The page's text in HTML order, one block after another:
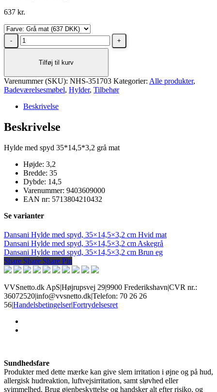
637 kr.
Dansani
Hylde
cm
Grå
antal
Tilføj til kurv
Varenummer (SKU): NHS-351703 Kategorier: Alle produkter,
Badeværelsesmøbel, Hylder, Tilbehør
Beskrivelse
Beskrivelse
Hylde med spyd 35*14,5*3,2 grå mat
Højde: 3,2
Bredde: 35
Dybde: 14,5
Varenummer: 9403609000
EAN nr: 5713804210432
Se varianter
Dansani Hylde med spyd, 35×14,5×3,2 cm Hvid mat
Dansani Hylde med spyd, 35×14,5×3,2 cm Askegrå
Dansani Hylde med spyd, 35×14,5×3,2 cm Brun eg
Share
Share Share Share Pin
VVSnetto.dk ApS|Højrupsvej 29|9900 Frederikshavn|CVR nr.:
36072520|info@vvsnetto.dk|Telefon: 70 26 26
56|Handelsbetingelser|Fortrydelsesret
Sundhedsfare
Produkter med dette mærke kan give slem irritation i øjne og på hud,
allergisk hudreaktion, luftvejsirritation, samt sløvhed eller
svimmelhed. Brug øjenbeskyttelse og handsker alt efter risiko, og